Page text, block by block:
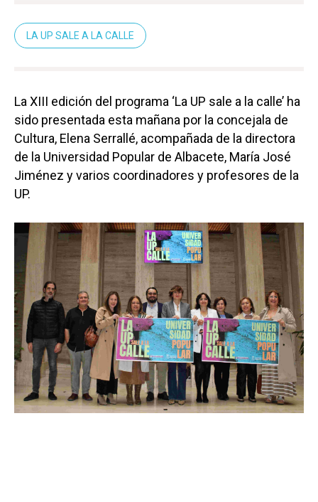
LA UP SALE A LA CALLE
La XIII edición del programa ‘La UP sale a la calle’ ha
sido presentada esta mañana por la concejala de
Cultura, Elena Serrallé, acompañada de la directora
de la Universidad Popular de Albacete, María José
Jiménez y varios coordinadores y profesores de la
UP.